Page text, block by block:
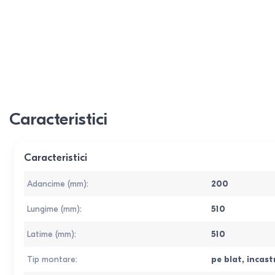
Caracteristici
Caracteristici
Adancime (mm): 200
Lungime (mm): 510
Latime (mm): 510
Tip montare: pe blat,